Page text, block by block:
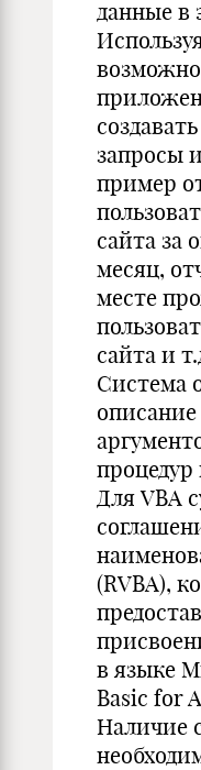
данные в
запросы
пример
сайта за
месяц,
месте
сайта и
Система
процедур
Для VBA
(RVBA),
в языке
Basic for
Наличие